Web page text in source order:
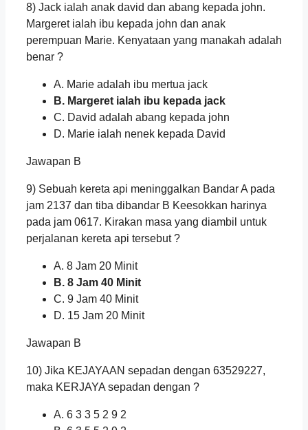
8) Jack ialah anak david dan abang kepada john.
Margeret ialah ibu kepada john dan anak
perempuan Marie. Kenyataan yang manakah adalah
benar ?
A. Marie adalah ibu mertua jack
B. Margeret ialah ibu kepada jack
C. David adalah abang kepada john
D. Marie ialah nenek kepada David
Jawapan B
9) Sebuah kereta api meninggalkan Bandar A pada
jam 2137 dan tiba dibandar B Keesokkan harinya
pada jam 0617. Kirakan masa yang diambil untuk
perjalanan kereta api tersebut ?
A. 8 Jam 20 Minit
B. 8 Jam 40 Minit
C. 9 Jam 40 Minit
D. 15 Jam 20 Minit
Jawapan B
10) Jika KEJAYAAN sepadan dengan 63529227,
maka KERJAYA sepadan dengan ?
A. 6 3 3 5 2 9 2